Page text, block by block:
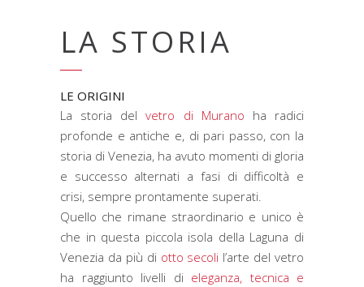
LA STORIA
LE ORIGINI
La storia delvetro di Murano ha radici
profonde e antiche e, di pari passo, con la
storia di Venezia, ha avuto momenti di gloria
e successo alternati a fasi di difficoltà e
crisi, sempre prontamente superati.
Quello che rimane straordinario e unico è
che in questa piccola isola della Laguna di
Venezia da più di otto secoli l’arte del vetro
ha raggiunto livelli di eleganza, tecnica e